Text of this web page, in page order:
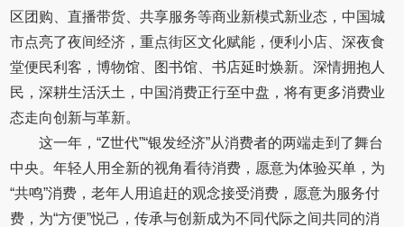
区团购、直播带货、共享服务等商业新模式新业态，中国城
市点亮了夜间经济，重点街区文化赋能，便利小店、深夜食
堂便民利客，博物馆、图书馆、书店延时焕新。深情拥抱人
民，深耕生活沃土，中国消费正行至中盘，将有更多消费业
态走向创新与革新。
这一年，“Z世代”“银发经济”从消费者的两端走到了舞台
中央。年轻人用全新的视角看待消费，愿意为体验买单，为
“共鸣”消费，老年人用追赶的观念接受消费，愿意为服务付
费，为“方便”悦己，传承与创新成为不同代际之间共同的消